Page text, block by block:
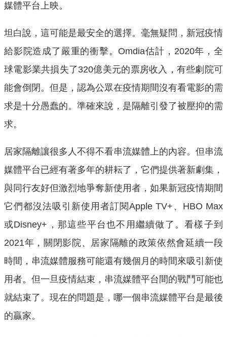
媒體平台上映。
坦白說，這可能是最安全的選擇。毫無疑問，新冠疫情
給影院造成了嚴重的衝擊。Omdia估計，2020年，全
球電影業共損失了320億美元的票房收入，有些劇院可
能會倒閉。但是，認為公眾在疫情期間沒有看電影的需
求是十分愚蠢的。準確來說，是隔離引發了被壓抑的需
求。
居家隔離讓很多人不得不看串流媒體上的內容。但串流
媒體平台已經有著多年的耕耘了，它們提供著新劇集，
與同行友好但激烈地爭奪新使用者，如果新冠疫情期間
它們都沒法吸引新使用者訂閱Apple TV+、HBO Max
或Disney+，那這些平台也不用繼續做了。看樣子到
2021年，關閉影院、居家隔離的政策依然會延續一段
時間，串流媒體服務可能還有幾個月的時間來吸引新使
用者。但一旦疫情結束，串流媒體平台間的戰鬥可能也
就結束了。現在的問題是，哪一個串流媒體平台是最後
的贏家。